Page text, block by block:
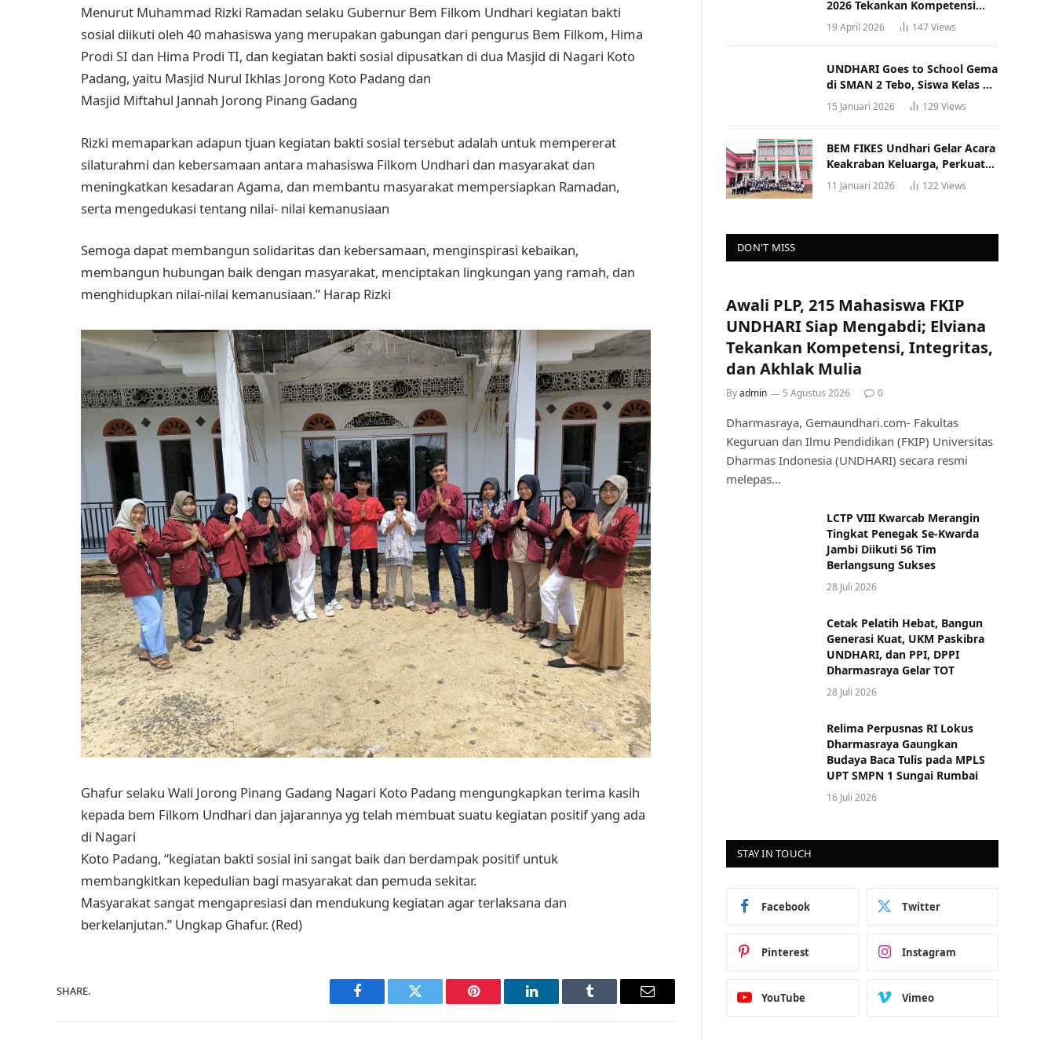
Menurut Muhammad Rizki Ramadan selaku Gubernur Bem Filkom Undhari kegiatan bakti
sosial diikuti oleh 40 mahasiswa yang merupakan gabungan dari pengurus Bem Filkom, Hima
Prodi SI dan Hima Prodi TI, dan kegiatan bakti sosial dipusatkan di dua Masjid di Nagari Koto
Padang, yaitu Masjid Nurul Ikhlas Jorong Koto Padang dan
Masjid Miftahul Jannah Jorong Pinang Gadang
Rizki memaparkan adapun tjuan kegiatan bakti sosial tersebut adalah untuk mempererat
silaturahmi dan kebersamaan antara mahasiswa Filkom Undhari dan masyarakat dan
meningkatkan kesadaran Agama, dan membantu masyarakat mempersiapkan Ramadan,
serta mengedukasi tentang nilai- nilai kemanusiaan
Semoga dapat membangun solidaritas dan kebersamaan, menginspirasi kebaikan,
membangun hubungan baik dengan masyarakat, menciptakan lingkungan yang ramah, dan
menghidupkan nilai-nilai kemanusiaan.” Harap Rizki
Ghafur selaku Wali Jorong Pinang Gadang Nagari Koto Padang mengungkapkan terima kasih
kepada bem Filkom Undhari dan jajarannya yg telah membuat suatu kegiatan positif yang ada
di Nagari
Koto Padang, “kegiatan bakti sosial ini sangat baik dan berdampak positif untuk
membangkitkan kepedulian bagi masyarakat dan pemuda sekitar.
Masyarakat sangat mengapresiasi dan mendukung kegiatan agar terlaksana dan
berkelanjutan.” Ungkap Ghafur. (Red)
SHARE.
Facebook Twitter Pinterest LinkedIn Tumblr Email
2026 Tekankan Kompetensi
dan Profesionalisme Tenaga
Kesehatan
19 April 2026 147Views
UNDHARI Goes to School Gema
di SMAN 2 Tebo, Siswa Kelas XII
Antusias Ikuti Sosialisasi
Kampus Berkualitas
15 Januari 2026 129 Views
BEM FIKES Undhari Gelar Acara
Keakraban Keluarga, Perkuat
Solidaritas dan Gaya Hidup
Sehat
11 Januari 2026 122Views
DON'T MISS
Awali PLP, 215 Mahasiswa FKIP
UNDHARI Siap Mengabdi; Elviana
Tekankan Kompetensi, Integritas,
dan Akhlak Mulia
Byadmin 5 Agustus 2026 0
Dharmasraya, Gemaundhari.com- Fakultas
Keguruan dan Ilmu Pendidikan (FKIP) Universitas
Dharmas Indonesia (UNDHARI) secara resmi
melepas…
LCTP VIII Kwarcab Merangin
Tingkat Penegak Se-Kwarda
Jambi Diikuti 56 Tim
Berlangsung Sukses
28 Juli 2026
Cetak Pelatih Hebat, Bangun
Generasi Kuat, UKM Paskibra
UNDHARI, dan PPI, DPPI
Dharmasraya Gelar TOT
28 Juli 2026
Relima Perpusnas RI Lokus
Dharmasraya Gaungkan
Budaya Baca Tulis pada MPLS
UPT SMPN 1 Sungai Rumbai
16 Juli 2026
STAY IN TOUCH
Facebook Twitter
Pinterest Instagram
YouTube Vimeo